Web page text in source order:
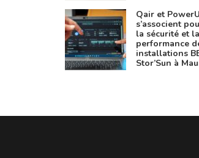
Qair et
s’associent
la sécurité et la
performance
installations
Stor’Sun à